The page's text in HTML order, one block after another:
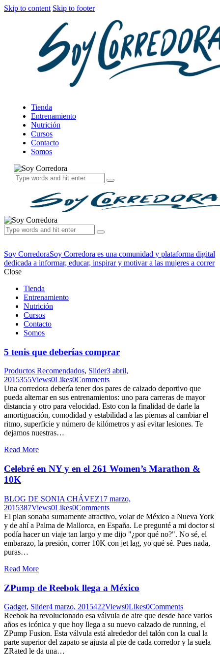
Skip to content Skip to footer
Tienda
Entrenamiento
Nutrición
Cursos
Contacto
Somos
Soy CorredoraSoy Corredora es una comunidad y plataforma digital
dedicada a informar, educar, inspirar y motivar a las mujeres a correr
Close
Tienda
Entrenamiento
Nutrición
Cursos
Contacto
Somos
5 tenis que deberías comprar
Productos Recomendados, Slider3 abril,
2015355Views0Likes0Comments
Una corredora debería tener dos pares de calzado deportivo que
pueda alternar en sus entrenamientos: uno para carreras de mayor
distancia y otro para velocidad. Esto con la finalidad de darle la
amortiguación, comodidad y estabilidad a las piernas al cambiar el
ritmo, superficie y número de kilómetros y así evitar lesiones. Te
dejamos nuestras…
Read More
Celebré en NY y en el 261 Women’s Marathon &
10K
BLOG DE SONIA CHÁVEZ17 marzo,
2015387Views0Likes0Comments
El plan sonaba sumamente atractivo, volar de México a Nueva York
y de ahí a Palma de Mallorca, en España. Le pregunté a mi doctor si
podía hacer un viaje tan largo y me dijo "¿por qué no?". No sé, el
embarazo, la presión, correr 10K con jet lag, yo qué sé. Pues nada,
puras…
Read More
ZPump de Reebok llega a México
Gadget, Slider4 marzo, 2015422Views0Likes0Comments
Reebok ha revolucionado esa válvula de aire que desde hace varios
años es icónica y que hoy llega a su nuevo calzado de running, el
ZPump Fusion. Esta válvula está alrededor del talón con la cual la
parte superior del zapato se ajusta al pie de cada corredor y la suela
ZRated le da una…